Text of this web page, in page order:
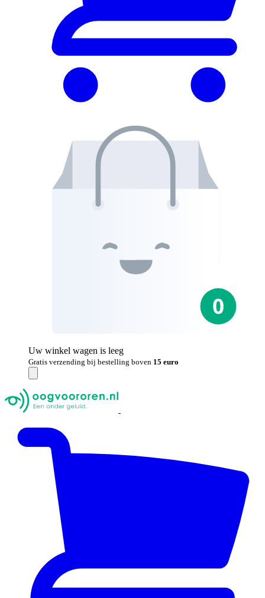
Uw winkel wagen is leeg
Gratis verzending bij bestelling boven 15 euro